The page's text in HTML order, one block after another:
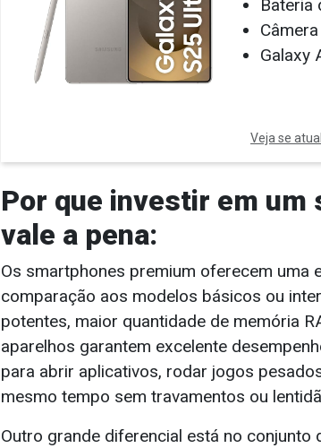
Bateria
Galaxy
Veja se
Por que investir em
vale a pena:
Os smartphones premium oferecem uma
comparação aos modelos básicos ou
potentes, maior quantidade de memória
aparelhos garantem excelente
para abrir aplicativos, rodar jogos
mesmo tempo sem travamentos ou
Outro grande diferencial está no conjunto